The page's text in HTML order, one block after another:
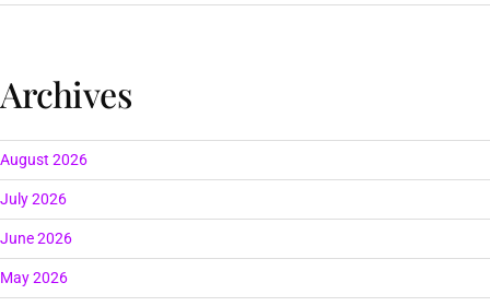
Archives
August 2026
July 2026
June 2026
May 2026